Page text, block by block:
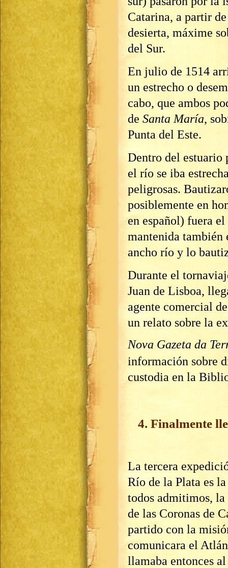
Catarina, a partir
desierta, máxime
del Sur.
En julio de 1514
un estrecho o
cabo, que ambos
de Santa María,
Punta del Este.
Dentro del estuario
el río se iba
peligrosas.
posiblemente en
en español) fuera
mantenida también
ancho río y lo
Durante el
Juan de Lisboa,
agente comercial
un relato sobre la
Nova Gazeta da
información sobre
custodia en la
4. Finalmente
La tercera
Río de la Plata es
todos admitimos,
de las Coronas de
partido con la
comunicara el
llamaba entonces